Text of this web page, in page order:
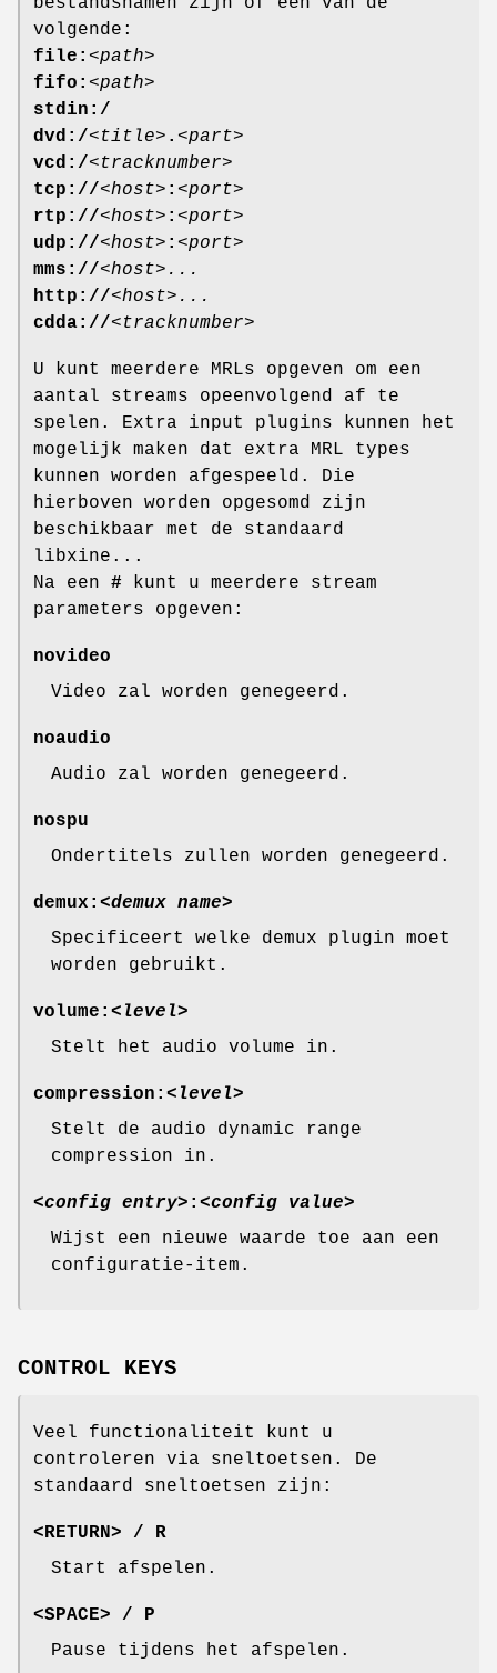
volgende:
file: <path>
fifo: <path>
stdin:/
dvd:/<title> . <part>
vcd:/<tracknumber>
tcp://<host> : <port>
rtp://<host> : <port>
udp://<host> : <port>
mms://<host>...
http://<host>...
cdda://<tracknumber>
U kunt meerdere MRLs opgeven om een
aantal streams opeenvolgend af te
spelen. Extra input plugins kunnen het
mogelijk maken dat extra MRL types
kunnen worden afgespeeld. Die
hierboven worden opgesomd zijn
beschikbaar met de standaard
libxine...
Na een # kunt u meerdere stream
parameters opgeven:
novideo
Video zal worden genegeerd.
noaudio
Audio zal worden genegeerd.
nospu
Ondertitels zullen worden genegeerd.
demux: <demux name>
Specificeert welke demux plugin moet
worden gebruikt.
volume: <level>
Stelt het audio volume in.
compression: <level>
Stelt de audio dynamic range
compression in.
<config entry> : <config value>
Wijst een nieuwe waarde toe aan een
configuratie-item.
CONTROL KEYS
Veel functionaliteit kunt u
controleren via sneltoetsen. De
standaard sneltoetsen zijn:
<RETURN> / R
Start afspelen.
<SPACE> / P
Pause tijdens het afspelen.